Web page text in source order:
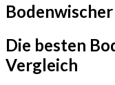
Bodenwischer
Die besten
Vergleich